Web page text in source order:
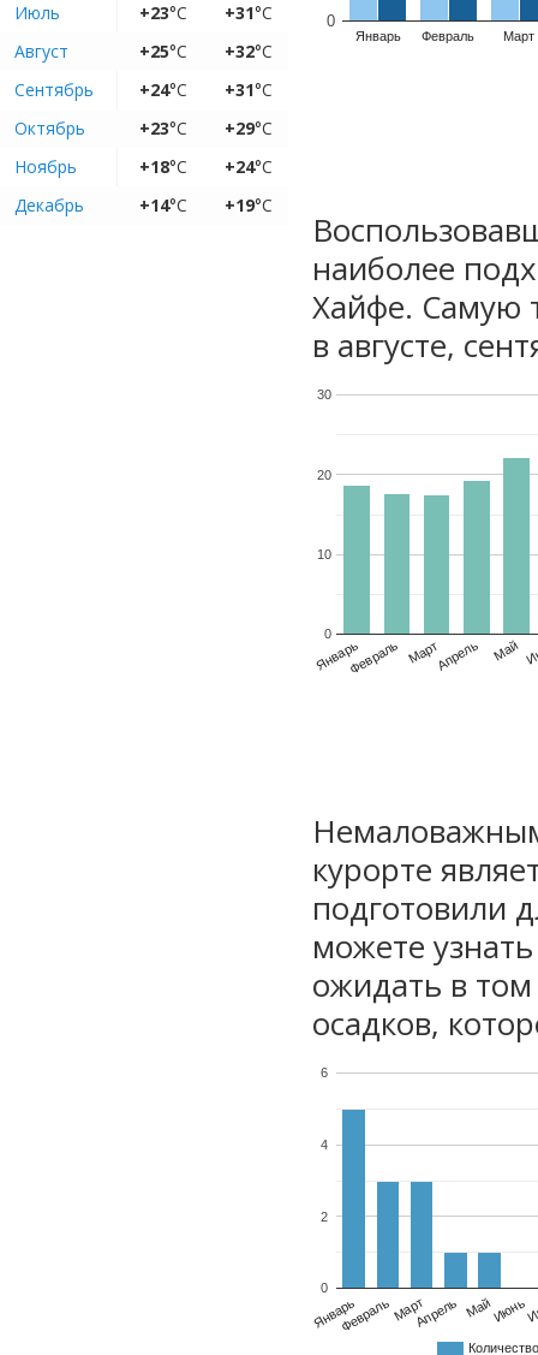
Июль
+23°C +31°C
Август
+25°C +32°C
Сентябрь
+24°C +31°C
Октябрь
+23°C +29°C
Ноябрь
+18°C +24°C
Декабрь
+14°C +19°C
Январь Февраль Март
0
наиболее
Хайфе. Самую
в августе,
ЯнварьФевраль МартАпрель Май
0
10
20
30
курорте
подготовили
можете
ожидать в
осадков,
ЯнварьФевральМартАпрель МайИюнь
0
2
4
6